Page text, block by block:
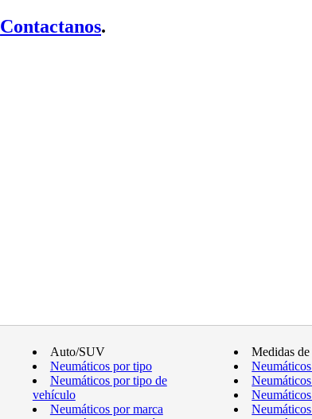
Contactanos.
Auto/SUV
Neumáticos por tipo
Neumáticos por tipo de
vehículo
Neumáticos por marca
Medidas de